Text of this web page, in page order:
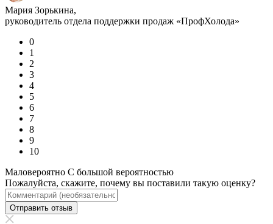
Мария Зорькина,
руководитель отдела поддержки продаж «ПрофХолода»
0
1
2
3
4
5
6
7
8
9
10
Маловероятно С большой вероятностью
Пожалуйста, скажите, почему вы поставили такую оценку?
Отправить отзыв